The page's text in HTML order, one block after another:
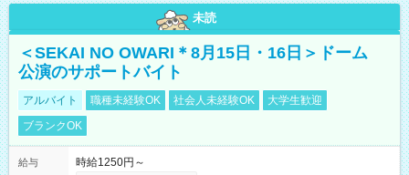
未読
＜SEKAI NO OWARI＊8月15日・16日＞ドーム
公演のサポートバイト
アルバイト 職種未経験OK 社会人未経験OK
大学生歓迎
ブランクOK
給与
時給1250円～